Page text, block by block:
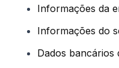
Informações da
Informações do
Dados bancários